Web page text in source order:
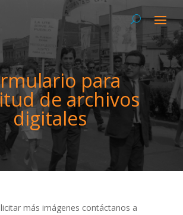
para
de archivos
digitales
más imágenes contáctanos a